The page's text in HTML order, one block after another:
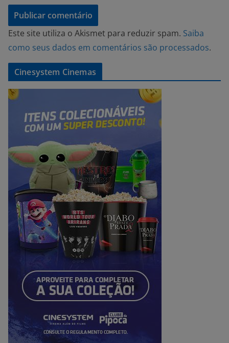
Este site utiliza o Akismet para reduzir spam. Saiba
como seus dados em comentários são processados.
Cinesystem Cinemas